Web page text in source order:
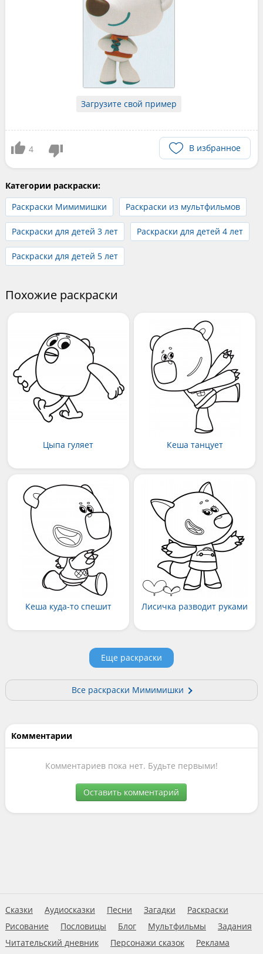
Загрузите свой пример
4 В избранное
Категории раскраски:
Раскраски Мимимишки
Раскраски из мультфильмов
Раскраски для детей 3 лет Раскраски для детей 4 лет
Раскраски для детей 5 лет
Похожие раскраски
Цыпа гуляет Кеша танцует
Кеша куда-то спешит Лисичка разводит руками
Еще раскраски
Все раскраски Мимимишки
Комментарии
Комментариев пока нет. Будьте первыми!
Оставить комментарий
Сказки Аудиосказки Песни Загадки
Раскраски
Рисование
Пословицы Блог Мультфильмы
Задания
Читательский дневник
Персонажи сказок
Реклама